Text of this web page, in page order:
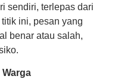
sendiri, terlepas dari
ini, pesan yang
benar atau salah,